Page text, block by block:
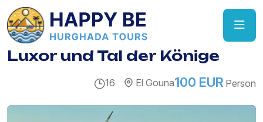
Luxor und Tal der Könige
16 El Gouna100 EUR Person